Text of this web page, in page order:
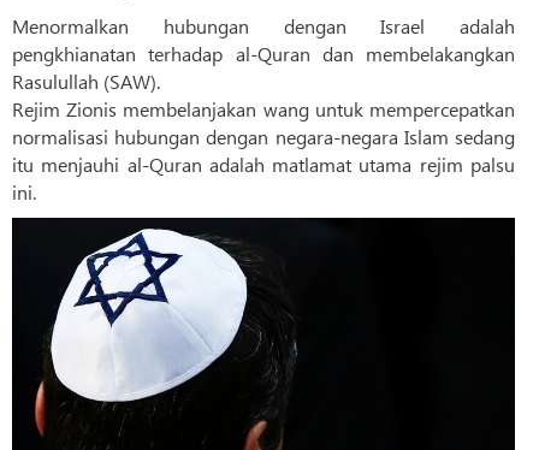
Menormalkan hubungan dengan Israel adalah
pengkhianatan terhadap al-Quran dan membelakangkan
Rasulullah (SAW).
Rejim Zionis membelanjakan wang untuk mempercepatkan
normalisasi hubungan dengan negara-negara Islam sedang
itu menjauhi al-Quran adalah matlamat utama rejim palsu
ini.